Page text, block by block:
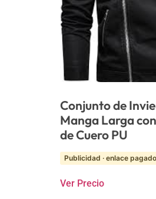
Conjunto de
Manga Larga
de Cuero PU
Publicidad · enlace pagado
Ver Precio